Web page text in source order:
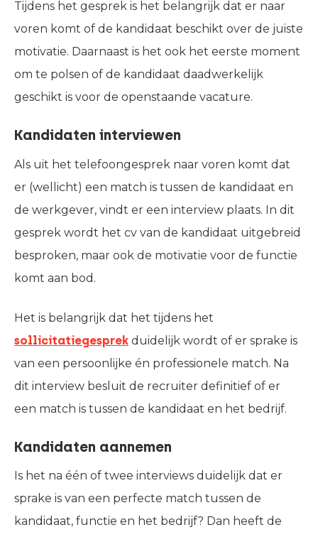
Tijdens het gesprek is het belangrijk dat er naar
voren komt of de kandidaat beschikt over de juiste
motivatie. Daarnaast is het ook het eerste moment
om te polsen of de kandidaat daadwerkelijk
geschikt is voor de openstaande vacature.
Kandidaten interviewen
Als uit het telefoongesprek naar voren komt dat
er (wellicht) een match is tussen de kandidaat en
de werkgever, vindt er een interview plaats. In dit
gesprek wordt het cv van de kandidaat uitgebreid
besproken, maar ook de motivatie voor de functie
komt aan bod.
Het is belangrijk dat het tijdens het
sollicitatiegesprek duidelijk wordt of er sprake is
van een persoonlijke én professionele match. Na
dit interview besluit de recruiter definitief of er
een match is tussen de kandidaat en het bedrijf.
Kandidaten aannemen
Is het na één of twee interviews duidelijk dat er
sprake is van een perfecte match tussen de
kandidaat, functie en het bedrijf? Dan heeft de